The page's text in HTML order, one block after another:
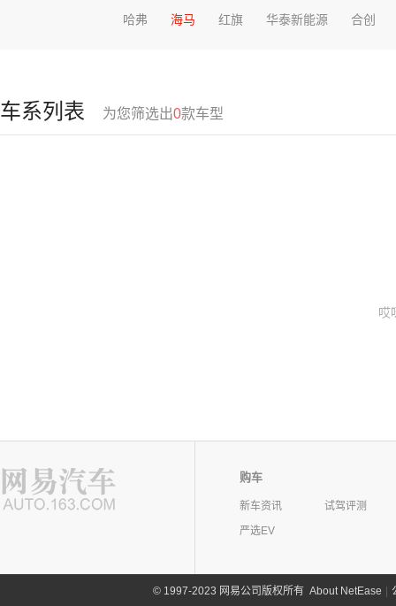
哈弗 海马 红旗 华泰新能源 合创
车系列表 为您筛选出0款车型
哎
购车
新车资讯
试驾评测
严选EV
©1997-2023 网易公司版权所有 About NetEase